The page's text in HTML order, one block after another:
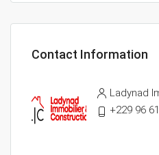
Contact Information
Ladynad
+229 96